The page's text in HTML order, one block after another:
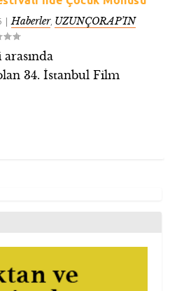
|Haberler, UZUNÇORAP’IN
34. İstanbul Film